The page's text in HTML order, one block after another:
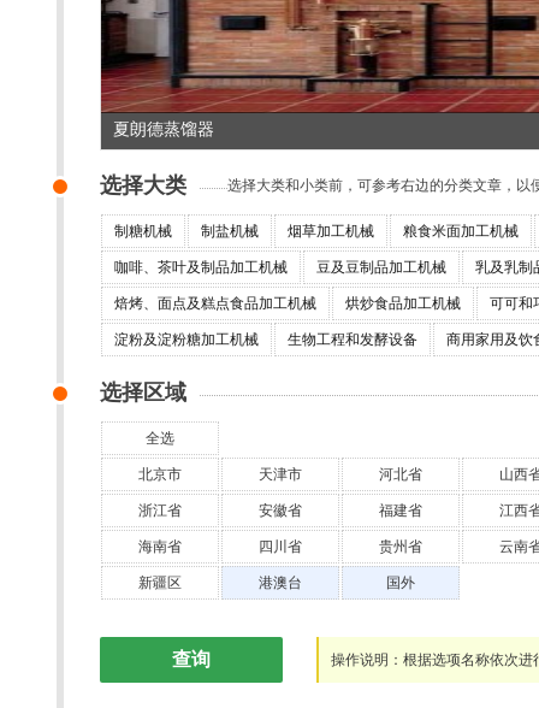
夏朗德蒸馏器
选择大类 选择大类和小类前，可参考右边的分类文章，
制糖机械 制盐机械 烟草加工机械 粮食米面加工机械
咖啡、茶叶及制品加工机械 豆及豆制品加工机械 乳及乳制
焙烤、面点及糕点食品加工机械 烘炒食品加工机械 可可和
淀粉及淀粉糖加工机械 生物工程和发酵设备 商用家用及饮
选择区域
全选
北京市 天津市 河北省 山西
浙江省 安徽省 福建省 江西
海南省 四川省 贵州省 云南
新疆区 港澳台 国外
查询 操作说明：根据选项名称依次